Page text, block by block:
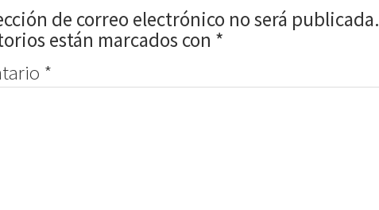
de correo electrónico no será publicada.
están marcados con *
*